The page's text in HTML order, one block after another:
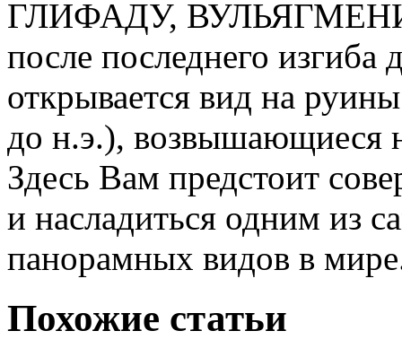
ГЛИФАДУ,
после последнего
открывается вид на
до н.э.), возвышающиеся
Здесь Вам предстоит
и насладиться одним из
панорамных видов в
Похожие статьи